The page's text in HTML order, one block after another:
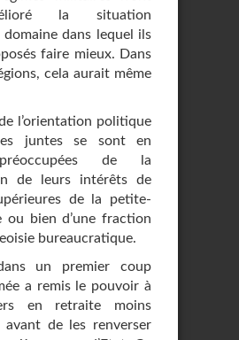
la situation
dans lequel ils
faire mieux. Dans
cela aurait même
l’orientation politique
juntes se sont en
de la
de leurs intérêts de
de la petite-
ou bien d’une fraction
bureaucratique.
un premier coup
a remis le pouvoir à
en retraite moins
avant de les renverser